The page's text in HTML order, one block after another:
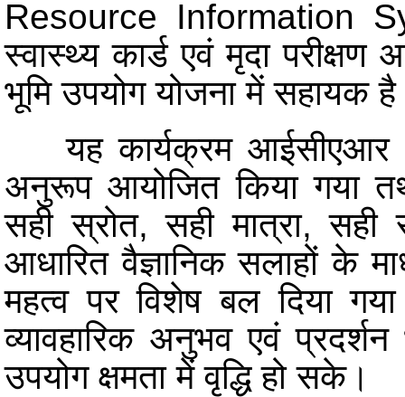
Resource Information
स्वास्थ्य कार्ड एवं मृदा परीक्षण
भूमि उपयोग योजना में सहायक
यह कार्यक्रम आईसीएआर
अनुरूप आयोजित किया गया
सही स्रोत, सही मात्रा,
आधारित वैज्ञानिक सलाहों के
महत्व पर विशेष बल दिया
व्यावहारिक अनुभव एवं
उपयोग क्षमता में वृद्धि हो सके।